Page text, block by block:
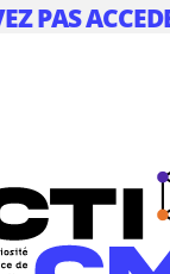
PAS